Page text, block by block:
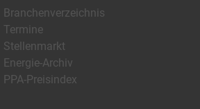
Branchenverzeichnis
Termine
Stellenmarkt
Energie-Archiv
PPA-Preisindex